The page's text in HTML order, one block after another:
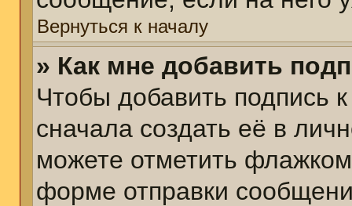
Вернуться к началу
» Как мне добавить
Чтобы добавить
сначала создать её в
можете отметить
форме отправки